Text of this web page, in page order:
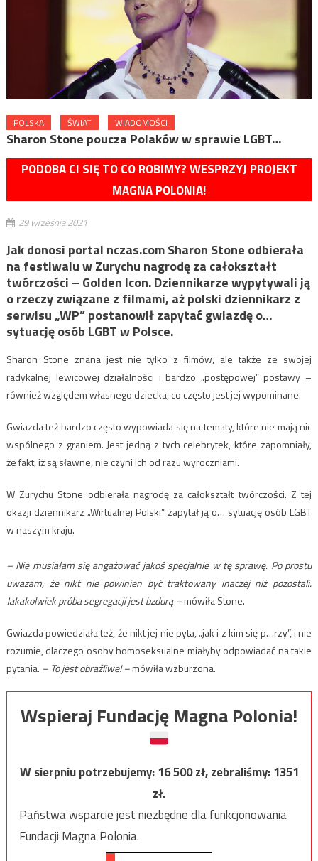
POLSKA ŚWIAT WIADOMOŚCI
Sharon Stone poucza Polaków w sprawie LGBT…
PODOBA CI SIĘ TO CO ROBIMY? WESPRZYJ PROJEKT
MAGNA POLONIA!
29 września 2021
Jak donosi portal nczas.com Sharon Stone odbierała
na festiwalu w Zurychu nagrodę za całokształt
twórczości – Golden Icon. Dziennikarze wypytywali ją
o rzeczy związane z filmami, aż polski dziennikarz z
serwisu „WP” postanowił zapytać gwiazdę o…
sytuację osób LGBT w Polsce.
Sharon Stone znana jest nie tylko z filmów, ale także ze swojej
radykalnej lewicowej działalności i bardzo „postępowej” postawy –
również względem własnego dziecka, co często jest jej wypominane.
Gwiazda też bardzo często wypowiada się na tematy, które nie mają nic
wspólnego z graniem. Jest jedną z tych celebrytek, które zapomniały,
że fakt, iż są sławne, nie czyni ich od razu wyroczniami.
W Zurychu Stone odbierała nagrodę za całokształt twórczości. Z tej
okazji dziennikarz „Wirtualnej Polski” zapytał ją o… sytuację osób LGBT
w naszym kraju.
– Nie musiałam się angażować jakoś specjalnie w tę sprawę. Po prostu
uważam, że nikt nie powinien być traktowany inaczej niż pozostali.
Jakakolwiek próba segregacji jest bzdurą –mówiła Stone.
Gwiazda powiedziała też, że nikt jej nie pyta, „jak i z kim się p…rzy”, i nie
rozumie, dlaczego osoby homoseksualne miałyby odpowiadać na takie
pytania. – To jest obraźliwe! –mówiła wzburzona.
Wspieraj Fundację Magna Polonia!
W sierpniu potrzebujemy:16 500zł, zebraliśmy:1351
zł.
Państwa wsparcie jest niezbędne dla funkcjonowania
Fundacji Magna Polonia.